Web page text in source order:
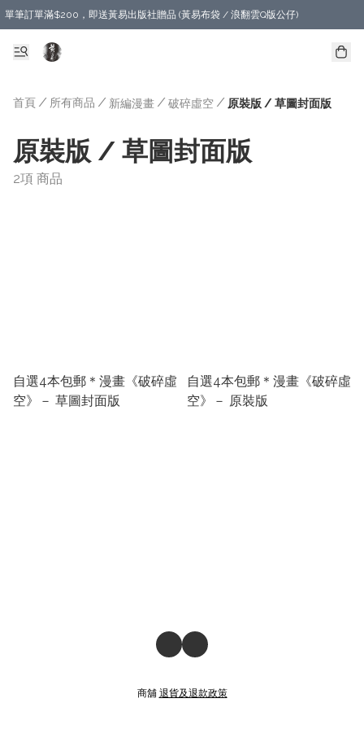
單筆訂單滿$200，即送黃易出版社贈品 (黃易布袋 / 浪翻雲Q版公仔)
首頁 / 所有商品 / 新編漫畫 / 破碎虛空 / 原裝版 / 草圖封面版
原裝版 / 草圖封面版
2項 商品
自選4本包郵＊漫畫《破碎虛
空》－ 草圖封面版
自選4本包郵＊漫畫《破碎虛
空》－ 原裝版
商舖 退貨及退款政策